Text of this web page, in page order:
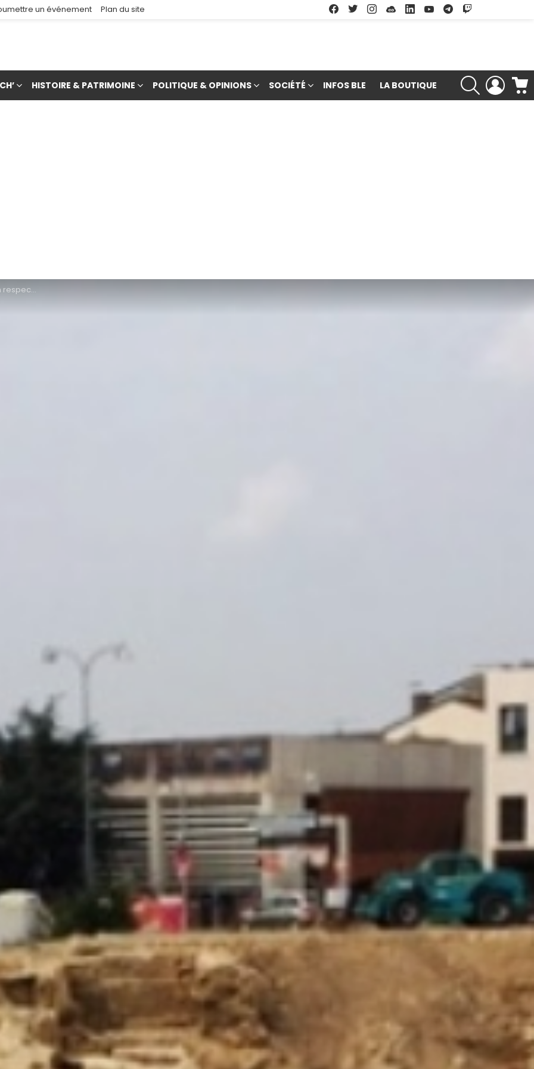
un événement Plan du site Facebook
TwitterInstagramSoundcloud
LinkedinYoutubeGoogle Play
HISTOIRE & PATRIMOINE POLITIQUE & OPINIONS SOCIÉTÉ INFOS BLE LA BOUTIQUE
RECHERCHE
LOGIN
des lieux